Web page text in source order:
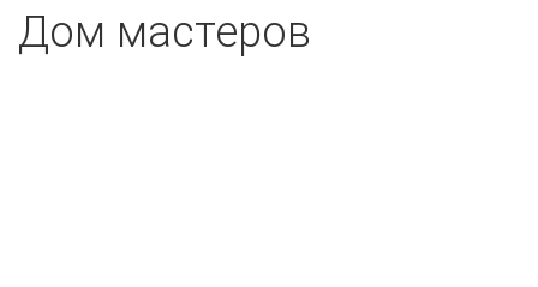
Дом мастеров